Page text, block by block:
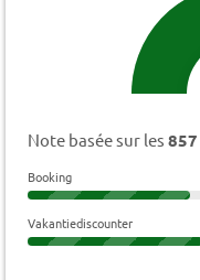
Note basée sur les 857
Booking
Vakantiediscounter